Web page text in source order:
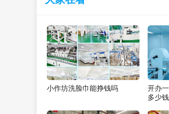
小作坊洗脸巾能挣钱吗
开办
多少钱